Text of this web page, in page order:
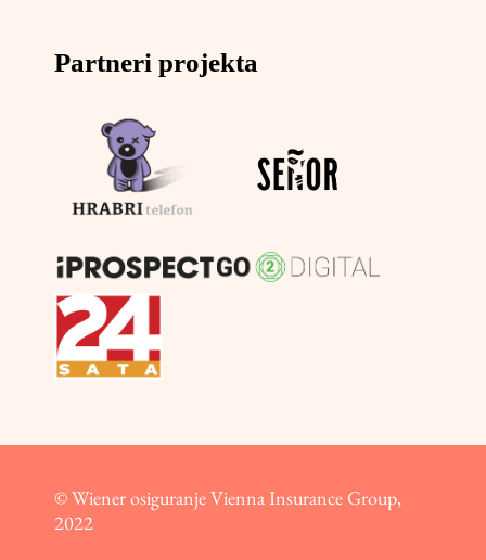
Partneri projekta
© Wiener osiguranje Vienna Insurance Group,
2022